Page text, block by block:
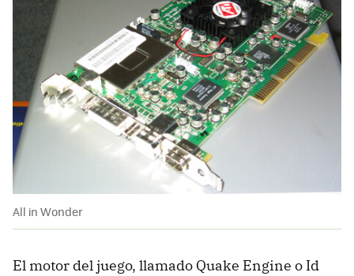
All in Wonder
El motor del juego, llamado Quake Engine o Id